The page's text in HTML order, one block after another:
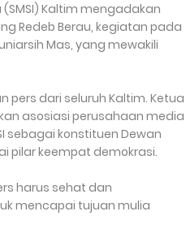
(SMSI) Kaltim mengadakan
Redeb Berau, kegiatan pada
Mas, yang mewakili
pers dari seluruh Kaltim. Ketua
asosiasi perusahaan media
sebagai konstituen Dewan
pilar keempat demokrasi.
harus sehat dan
mencapai tujuan mulia